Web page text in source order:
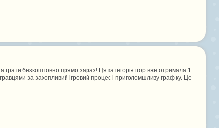
грати безкоштовно прямо зараз! Ця категорія ігор вже отримала 1
за захопливий ігровий процес і приголомшливу графіку. Це